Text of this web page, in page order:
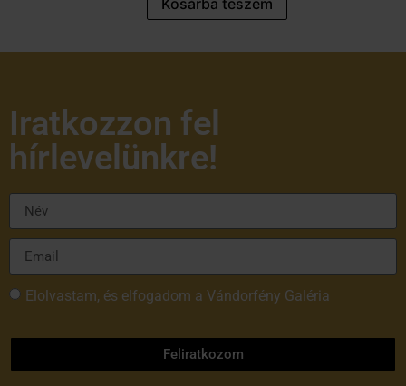
Kosárba teszem
Iratkozzon fel
hírlevelünkre!
Elolvastam, és elfogadom a Vándorfény Galéria
Feliratkozom